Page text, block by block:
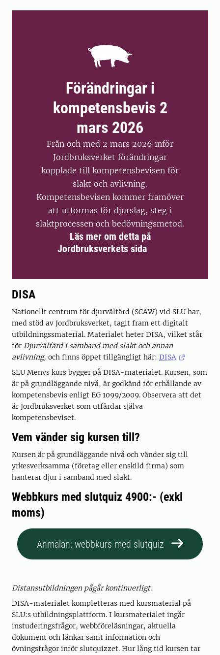
Förändringar i
kompetensbevis 2
mars 2026
Från och med 2 mars 2026 inför
Jordbruksverket förändringar
kopplade till kompetensbevisen för
slakt och avlivning.
Kompetensbevisen kommer framöver
att utformas för djurslag, steg i
slaktprocessen och bedövningsmetod.
Läs mer om detta på
Jordbruksverkets sida
DISA
Nationellt centrum för djurvälfärd (SCAW) vid SLU har,
med stöd av Jordbruksverket, tagit fram ett digitalt
utbildningssmaterial. Materialet heter DISA, vilket står
för Djurvälfärd i samband med slakt och annan
avlivning, och finns öppet tillgängligt här: DISA
SLU Menys kurs bygger på DISA-materialet. Kursen, som
är på grundläggande nivå, är godkänd för erhållande av
kompetensbevis enligt EG 1099/2009. Observera att det
är Jordbruksverket som utfärdar själva
kompetensbeviset.
Vem vänder sig kursen till?
Kursen är på grundläggande nivå och vänder sig till
yrkesverksamma (företag eller enskild firma) som
hanterar djur i samband med slakt.
Webbkurs med slutquiz 4900:- (exkl
moms)
Anmälan: webbkurs med slutquiz
Distansutbildningen pågår kontinuerligt.
DISA-materialet kompletteras med kursmaterial på
SLU:s utbildningsplattform. I kursmaterialet ingår
instuderingsfrågor, webbföreläsningar, aktuella
dokument och länkar samt information och
övningsfrågor inför slutquizzet. Hur lång tid kursen tar